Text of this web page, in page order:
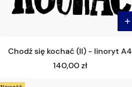
Chodź się kochać (II) - linoryt A4
Cena
140,00 zł